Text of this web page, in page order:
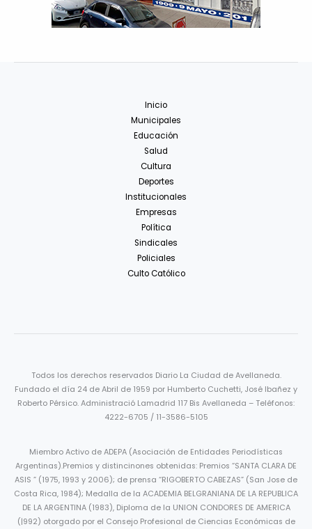
Inicio
Municipales
Educación
Salud
Cultura
Deportes
Institucionales
Empresas
Política
Sindicales
Policiales
Culto Católico
Todos los derechos reservados Diario La Ciudad de Avellaneda.
Fundado el día 24 de Abril de 1959 por Humberto Cuchetti, José Ibañez y
Roberto Pérsico. Administració Lamadrid 117 Bis Avellaneda – Teléfonos:
4222-6705 / 11-3586-5105
Miembro Activo de ADEPA (Asociación de Entidades Periodísticas
Argentinas).Premios y distincinones obtenidas: Premios “SANTA CLARA DE
ASIS ” (1975, 1993 y 2006); de prensa “RIGOBERTO CABEZAS” (San Jose de
Costa Rica, 1984); Medalla de la ACADEMIA BELGRANIANA DE LA REPUBLICA
DE LA ARGENTINA (1983), Diploma de la UNION CONDORES DE AMERICA
(|992) otorgado por el Consejo Profesional de Ciencias Económicas de